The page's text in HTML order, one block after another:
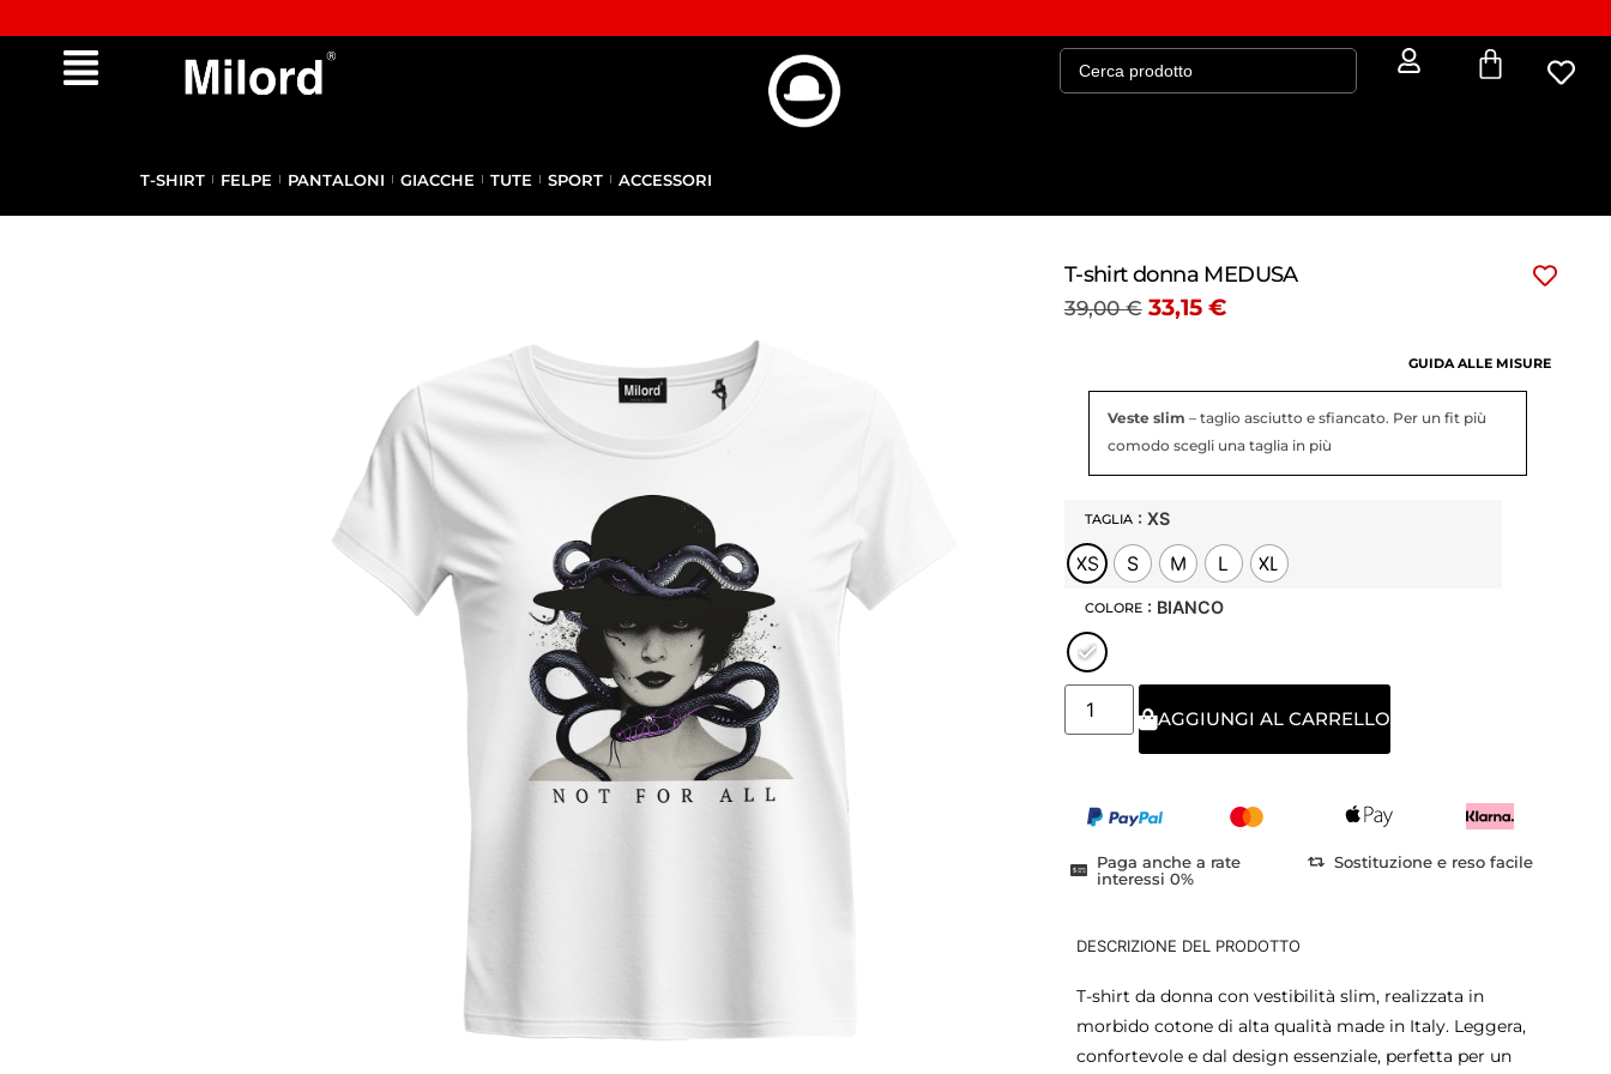
T-SHIRT FELPE PANTALONI GIACCHE TUTE SPORT ACCESSORI
T-shirt donna MEDUSA
39,00€ 33,15 €
GUIDA ALLE MISURE
Veste slim – taglio asciutto e sfiancato. Per un fit più
comodo scegli una taglia in più
TAGLIA : XS
XS S M L XL
COLORE : BIANCO
AGGIUNGI AL CARRELLO
Paga anche a rate
interessi 0%
Sostituzione e reso facile
DESCRIZIONE DEL PRODOTTO
T-shirt da donna con vestibilità slim, realizzata in
morbido cotone di alta qualità made in Italy. Leggera,
confortevole e dal design essenziale, perfetta per un